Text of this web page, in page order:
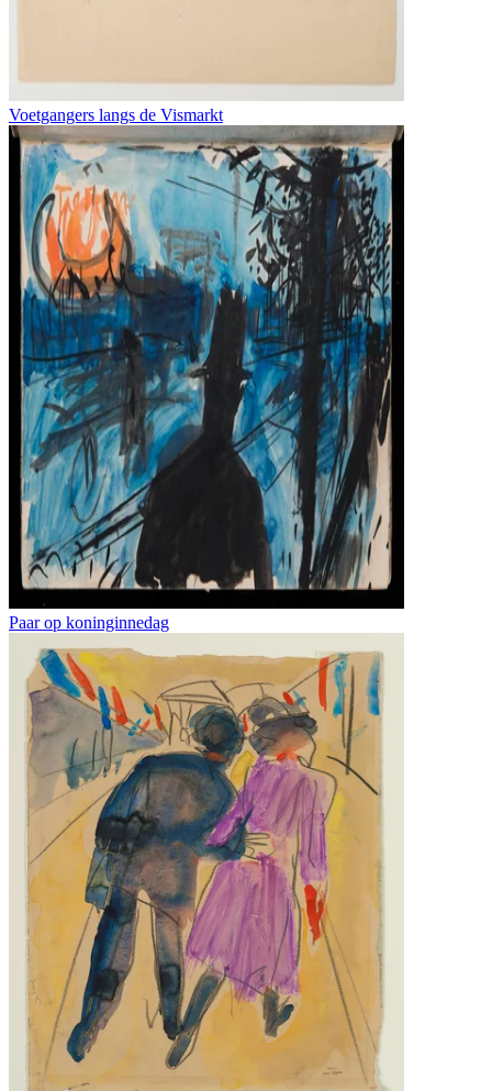
Voetgangers langs de Vismarkt
Paar op koninginnedag